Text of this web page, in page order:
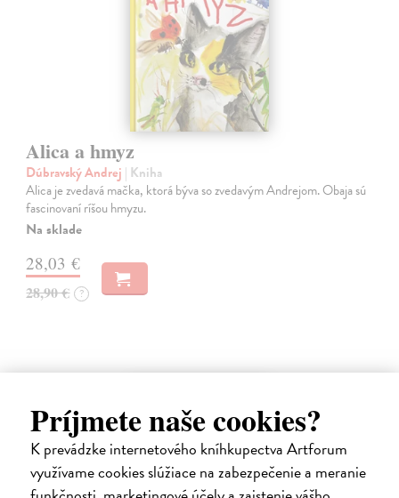
Príjmete naše cookies?
K prevádzke internetového kníhkupectva Artforum
využívame cookies slúžiace na zabezpečenie a meranie
Alica a hmyz
Dúbravský Andrej | Kniha
Alica je zvedavá mačka, ktorá býva so zvedavým Andrejom. Obaja sú
fascinovaní ríšou hmyzu.
Na sklade
28,03 €
28,90 € ?